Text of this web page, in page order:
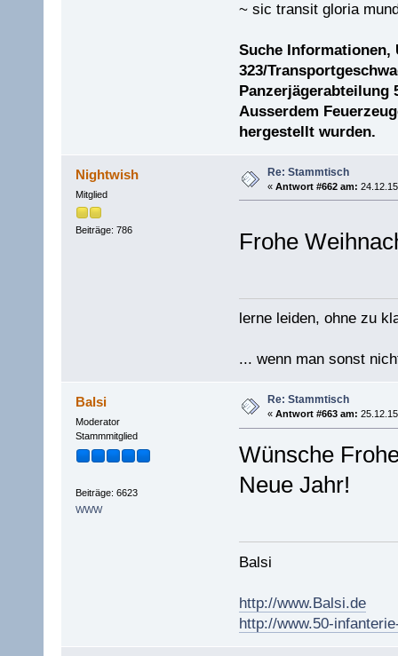
~ sic transit gloria
Suche Informationen,
323/
Panzerjägerabteilung
Ausserdem
hergestellt wurden.
Nightwish
Mitglied
Beiträge: 786
Re: Stammtisch
« Antwort #662 am:
Frohe
lerne leiden, ohne zu
... wenn man sonst
Balsi
Moderator
Stammmitglied
Beiträge: 6623
WWW
Re: Stammtisch
« Antwort #663 am:
Wünsche
Neue Jahr!
Balsi
http://www.Balsi.de
http://www.50-